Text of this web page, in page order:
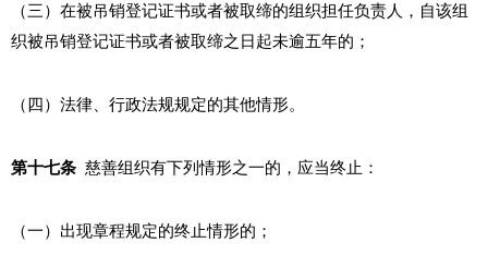
（三）在被吊销登记证书或者被取缔的组织担任负责人，自该组
织被吊销登记证书或者被取缔之日起未逾五年的；
（四）法律、行政法规规定的其他情形。
第十七条 慈善组织有下列情形之一的，应当终止：
（一）出现章程规定的终止情形的；